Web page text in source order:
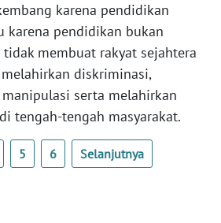
karena pendidikan
karena pendidikan bukan
membuat rakyat sejahtera
diskriminasi,
serta melahirkan
tengah-tengah masyarakat.
5 6 Selanjutnya